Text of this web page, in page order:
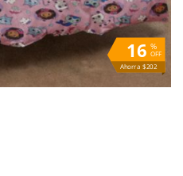
%
OFF
16
Ahorra $202